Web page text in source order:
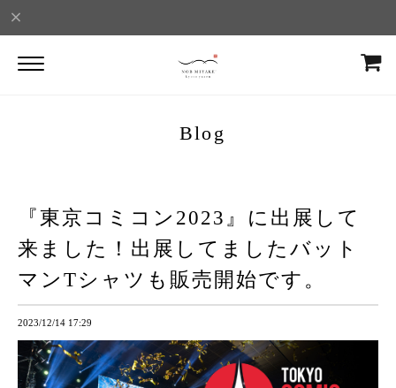
Blog
『東京コミコン2023』に出展して
来ました！出展してましたバット
マンTシャツも販売開始です。
2023/12/14 17:29